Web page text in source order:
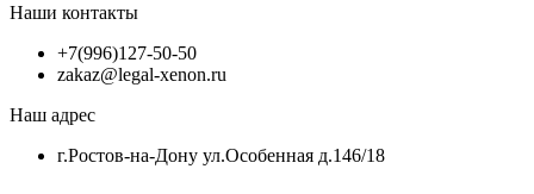
Наши контакты
+7(996)127-50-50
zakaz@legal-xenon.ru
Наш адрес
г.Ростов-на-Дону ул.Особенная д.146/18